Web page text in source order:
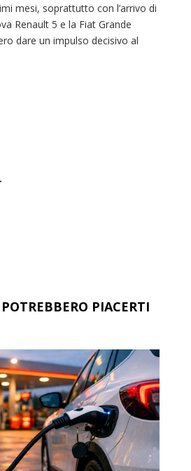
mesi, soprattutto con l’arrivo di
Renault 5 e la Fiat Grande
dare un impulso decisivo al
PIACERTI